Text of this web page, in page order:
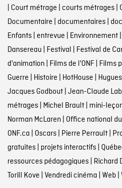
Court métrage courts métrages|
Documentaire documentaires|
Enfants| entrevue Environnement|
Dansereau Festival Festival de
d'animation Films de l'ONF| Films
Guerre Histoire HotHouse
Jacques Godbout| Jean-Claude
métrages| Michel Brault| mini-
Norman McLaren Office national
ONF.ca Oscars| Pierre Perrault|
gratuites| projets interactifs|
ressources pédagogiques| Richard
Torill Kove Vendredi cinéma Web